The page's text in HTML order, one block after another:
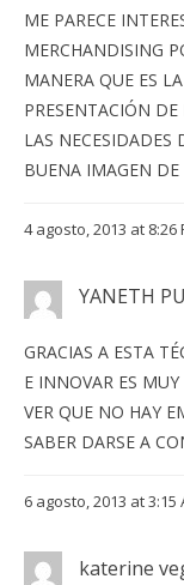
ME PARECE
MERCHANDISING
MANERA QUE ES
PRESENTACIÓN
LAS NECESIDADES
BUENA IMAGEN DE
4 agosto, 2013 at 8:26
YANETH
GRACIAS A ESTA
E INNOVAR ES
VER QUE NO HAY
SABER DARSE A
6 agosto, 2013 at 3:15
katerine